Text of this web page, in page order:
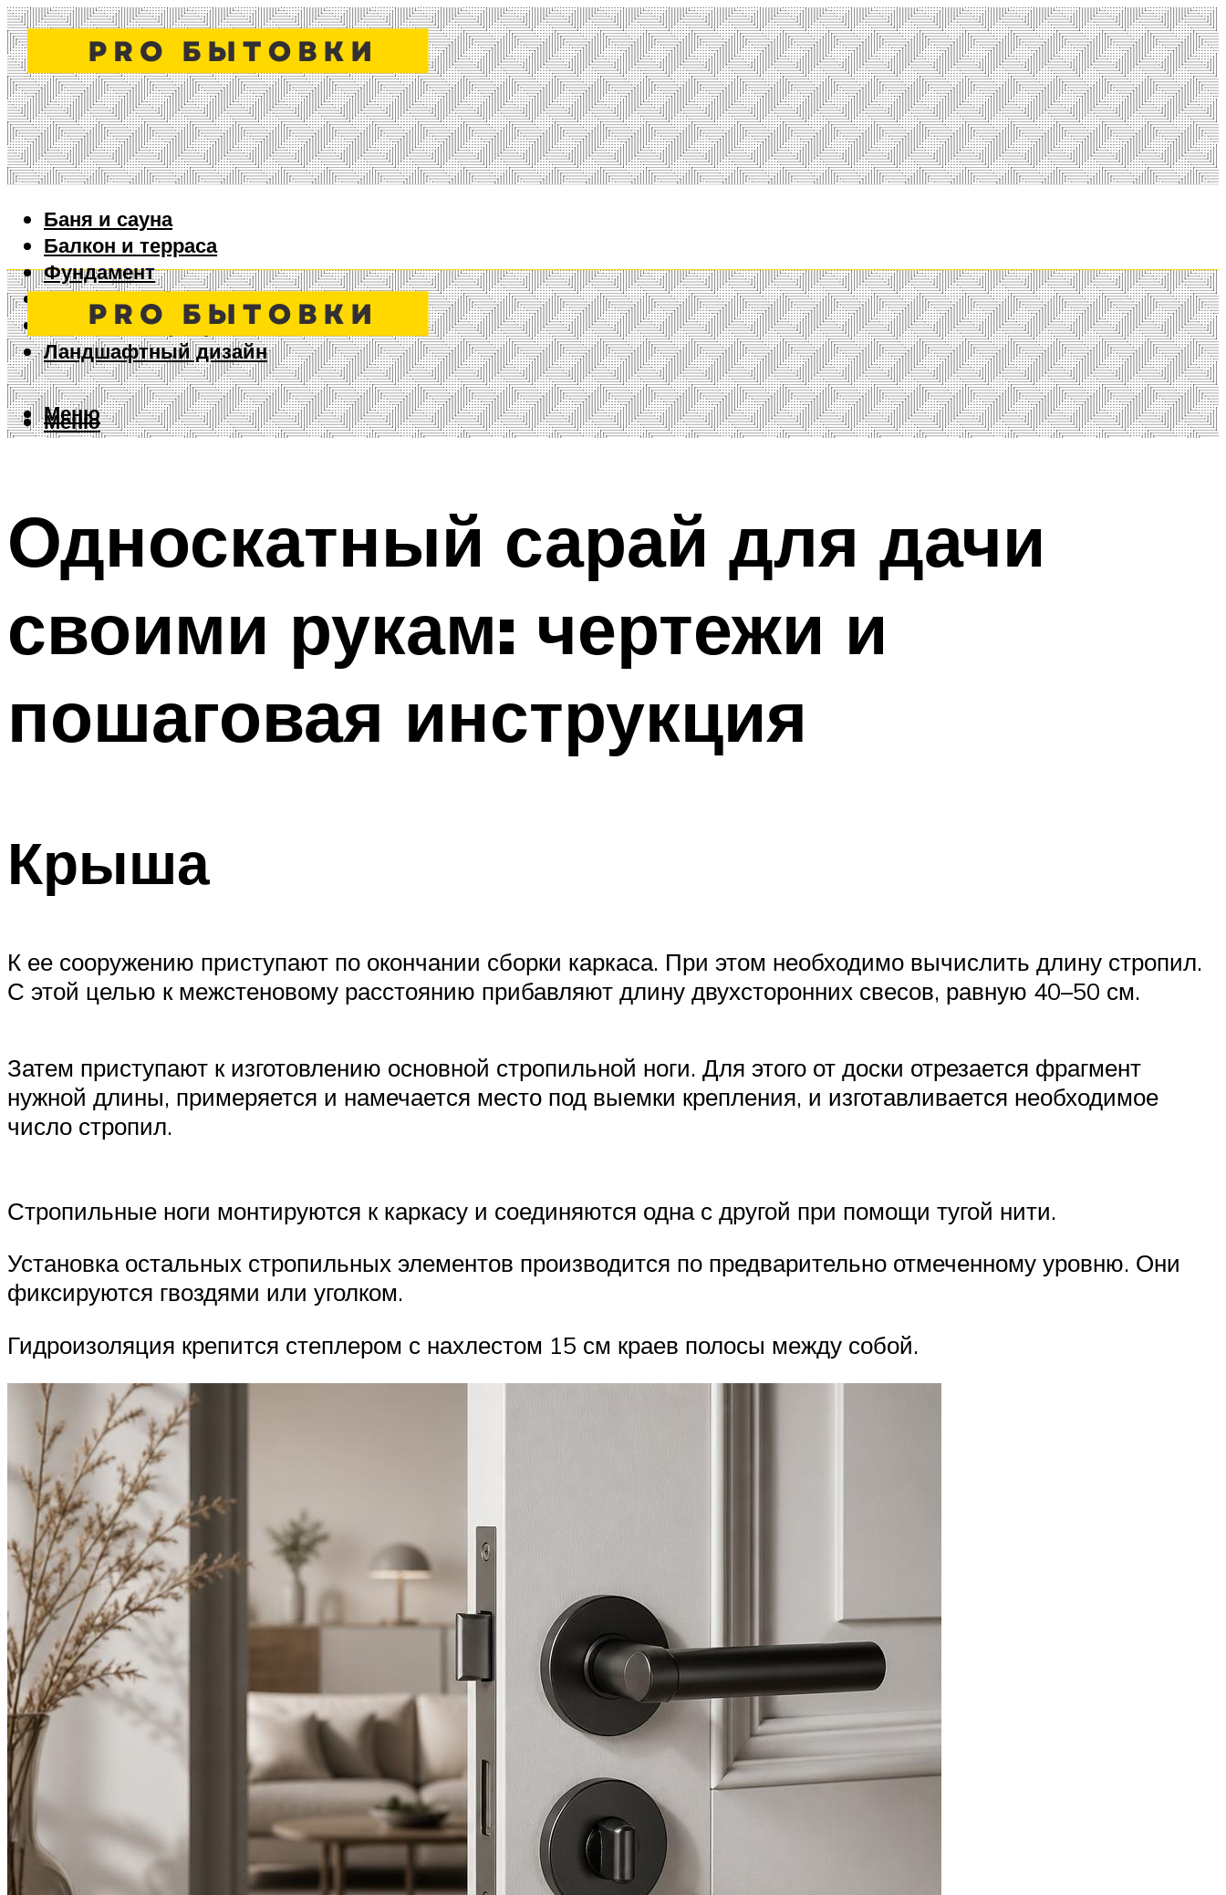
Баня и сауна
Балкон и терраса
Фундамент
Ворота и забор
Дизайн интерьера
Ландшафтный дизайн
Меню
Меню
Односкатный сарай для дачи
своими рукам: чертежи и
пошаговая инструкция
Крыша
К ее сооружению приступают по окончании сборки каркаса. При этом необходимо вычислить длину стропил.
С этой целью к межстеновому расстоянию прибавляют длину двухсторонних свесов, равную 40–50 см.
Затем приступают к изготовлению основной стропильной ноги. Для этого от доски отрезается фрагмент
нужной длины, примеряется и намечается место под выемки крепления, и изготавливается необходимое
число стропил.
Стропильные ноги монтируются к каркасу и соединяются одна с другой при помощи тугой нити.
Установка остальных стропильных элементов производится по предварительно отмеченному уровню. Они
фиксируются гвоздями или уголком.
Гидроизоляция крепится степлером с нахлестом 15 см краев полосы между собой.